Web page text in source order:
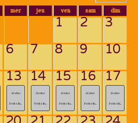
mer jeu ven sam dim
1 2
3
6 7 8 9
10
13
Atelier
Petite En...
14
Atelier
Petite En...
15
Atelier
Petite En...
16
Atelier
Petite En...
17
Atelier
Petite En...